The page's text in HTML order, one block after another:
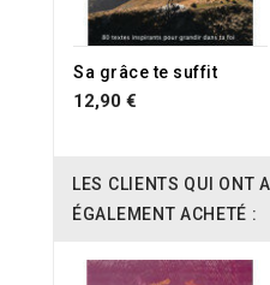
Sa grâce te suffit
12,90 €
LES CLIENTS QUI ONT
ÉGALEMENT ACHETÉ :